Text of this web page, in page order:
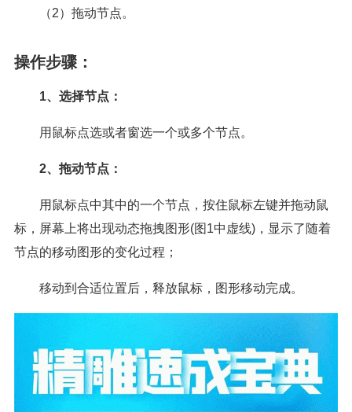
（2）拖动节点。
操作步骤：
1、选择节点：
用鼠标点选或者窗选一个或多个节点。
2、拖动节点：
用鼠标点中其中的一个节点，按住鼠标左键并拖动鼠
标，屏幕上将出现动态拖拽图形(图1中虚线)，显示了随着
节点的移动图形的变化过程；
移动到合适位置后，释放鼠标，图形移动完成。